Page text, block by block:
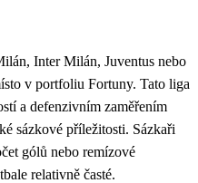
Inter Milán, Juventus nebo
v portfoliu Fortuny. Tato liga
a defenzivním zaměřením
sázkové příležitosti. Sázkaři
gólů nebo remízové
relativně časté.